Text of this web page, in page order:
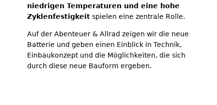
niedrigen Temperaturen und eine hohe
Zyklenfestigkeit spielen eine zentrale Rolle.
Auf der Abenteuer & Allrad zeigen wir die neue
Batterie und geben einen Einblick in Technik,
Einbaukonzept und die Möglichkeiten, die sich
durch diese neue Bauform ergeben.